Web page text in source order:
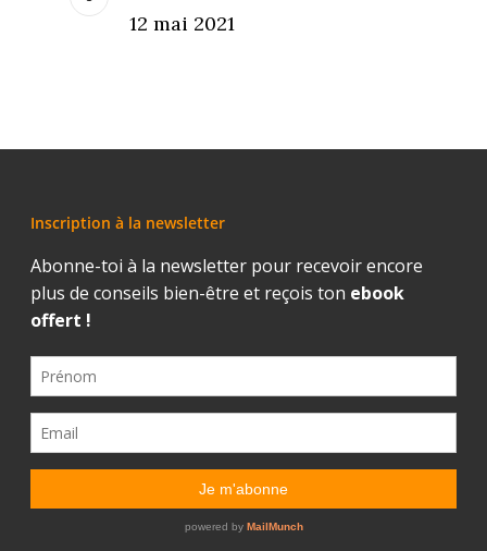
12 mai 2021
Inscription à la newsletter